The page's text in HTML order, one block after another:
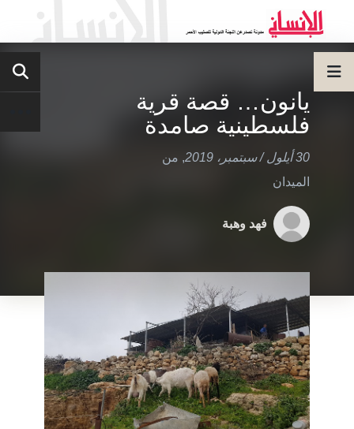
يانون… قصة قرية
فلسطينية صامدة
30 أيلول / سبتمبر، 2019 , من
الميدان
فهد وهبة